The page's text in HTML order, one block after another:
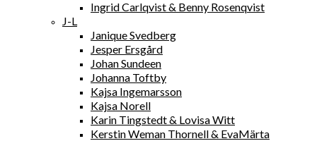
Ingrid Carlqvist & Benny Rosenqvist
J-L
Janique Svedberg
Jesper Ersgård
Johan Sundeen
Johanna Toftby
Kajsa Ingemarsson
Kajsa Norell
Karin Tingstedt & Lovisa Witt
Kerstin Weman Thornell & EvaMärta